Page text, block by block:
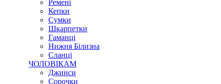
Ремені
Кепки
Сумки
Шкарпетки
Гаманці
Нижня Білизна
Сланці
ЧОЛОВІКАМ
Джинси
Сорочки